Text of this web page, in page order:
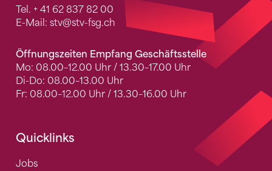
Tel. + 41 62 837 82 00
E-Mail: stv@stv-fsg.ch
Öffnungszeiten Empfang Geschäftsstelle
Mo: 08.00–12.00 Uhr / 13.30–17.00 Uhr
Di-Do: 08.00–13.00 Uhr
Fr: 08.00–12.00 Uhr / 13.30–16.00 Uhr
Quicklinks
Jobs